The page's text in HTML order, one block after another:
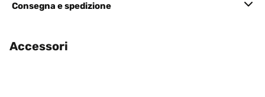
Consegna e spedizione
Accessori